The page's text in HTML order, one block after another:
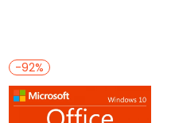
-92%